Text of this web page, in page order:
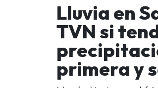
Lluvia en
TVN si
primera y